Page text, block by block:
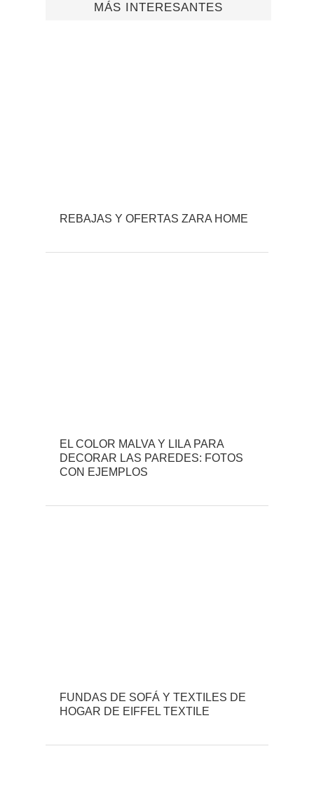
MÁS INTERESANTES
REBAJAS Y OFERTAS ZARA HOME
EL COLOR MALVA Y LILA PARA
DECORAR LAS PAREDES: FOTOS
CON EJEMPLOS
FUNDAS DE SOFÁ Y TEXTILES DE
HOGAR DE EIFFEL TEXTILE